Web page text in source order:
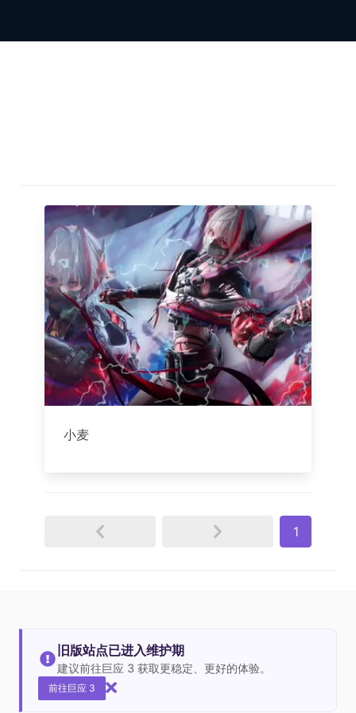
小麦
1
旧版站点已进入维护期
建议前往巨应 3 获取更稳定、更好的体验。
前往巨应 3